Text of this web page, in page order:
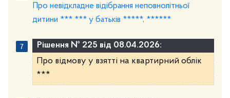
Про невідкладне відібрання неповнолітньої
дитини *** *** у батьків *****, ******
Рішення № 225 від 08.04.2026:
Про відмову у взятті на квартирний облік
***